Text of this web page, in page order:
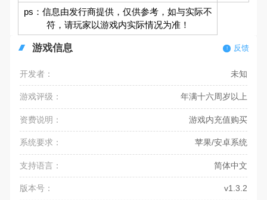
ps：信息由发行商提供，仅供参考，如与实际不
符，请玩家以游戏内实际情况为准！
游戏信息 反馈
开发者： 未知
游戏评级： 年满十六周岁以上
资费说明： 游戏内充值购买
系统要求： 苹果/安卓系统
支持语言： 简体中文
版本号： v1.3.2